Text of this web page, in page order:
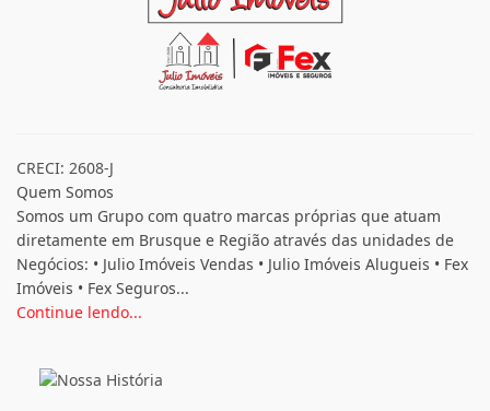
CRECI: 2608-J
Quem Somos
Negócios: • Julio Imóveis Vendas • Julio Imóveis Alugueis • Fex